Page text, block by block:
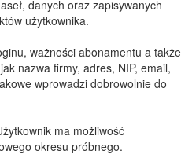
danych oraz zapisywanych
użytkownika.
ważności abonamentu a także
nazwa firmy, adres, NIP, email,
wprowadzi dobrowolnie do
ma możliwość
okresu próbnego.